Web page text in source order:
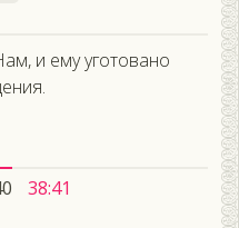
и ему уготовано
38:41